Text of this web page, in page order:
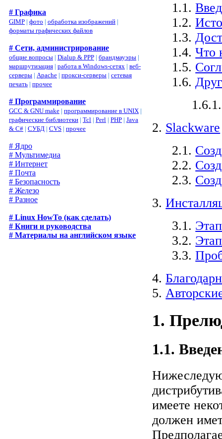
# Графика
GIMP | фото | обработка изображений |
форматы графических файлов
# Сети, администрирование
общие вопросы | Dialup & PPP | брандмауэры |
маршрутизация | работа в Windows-сетях | веб-
серверы | Apache | прокси-серверы | сетевая
печать | прочее
# Программирование
GCC & GNU make | программирование в UNIX |
графические библиотеки | Tcl | Perl | PHP | Java
& C# | СУБД | CVS | прочее
# Ядро
# Мультимедиа
# Интернет
# Почта
# Безопасность
# Железо
# Разное
# Linux HowTo (как сделать)
# Книги и руководства
# Материалы на английском языке
1.1.
1.2.
1.3.
1.4.Что
1.5.
1.6.
2. Slackware
2.1.
2.2.
2.3.
3.
3.1.
3.2.
3.3.
4.
5.
1.
1.1.
имеете
должен